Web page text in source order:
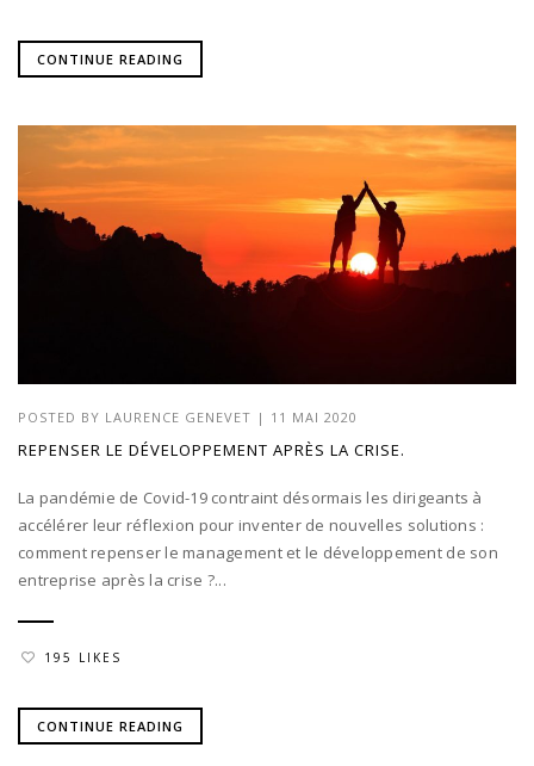
CONTINUE READING
POSTED BY LAURENCE GENEVET | 11 MAI 2020
REPENSER LE DÉVELOPPEMENT APRÈS LA CRISE.
La pandémie de Covid-19 contraint désormais les dirigeants à
accélérer leur réflexion pour inventer de nouvelles solutions :
comment repenser le management et le développement de son
entreprise après la crise ?...
195 LIKES
CONTINUE READING